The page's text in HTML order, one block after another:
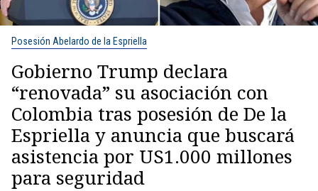
Posesión Abelardo de la Espriella
Gobierno Trump declara
“renovada” su asociación con
Colombia tras posesión de De la
Espriella y anuncia que buscará
asistencia por US1.000 millones
para seguridad